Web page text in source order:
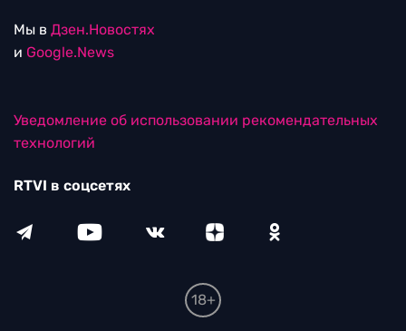
Мы в Дзен.Новостях
и Google.News
Уведомление об использовании рекомендательных
технологий
RTVI в соцсетях
18+